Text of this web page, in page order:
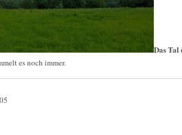
Das Tal
es noch immer.